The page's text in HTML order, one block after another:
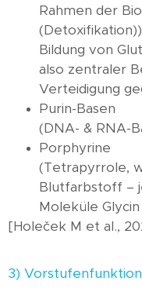
Rahmen der
Bildung von
also zentraler
Verteidigung
Purin-Basen
(DNA- & RNA-
Porphyrine
(Tetrapyrrole,
Blutfarbstoff –
Moleküle
[Holeček M et al.,
3) Vorstufenfunktion